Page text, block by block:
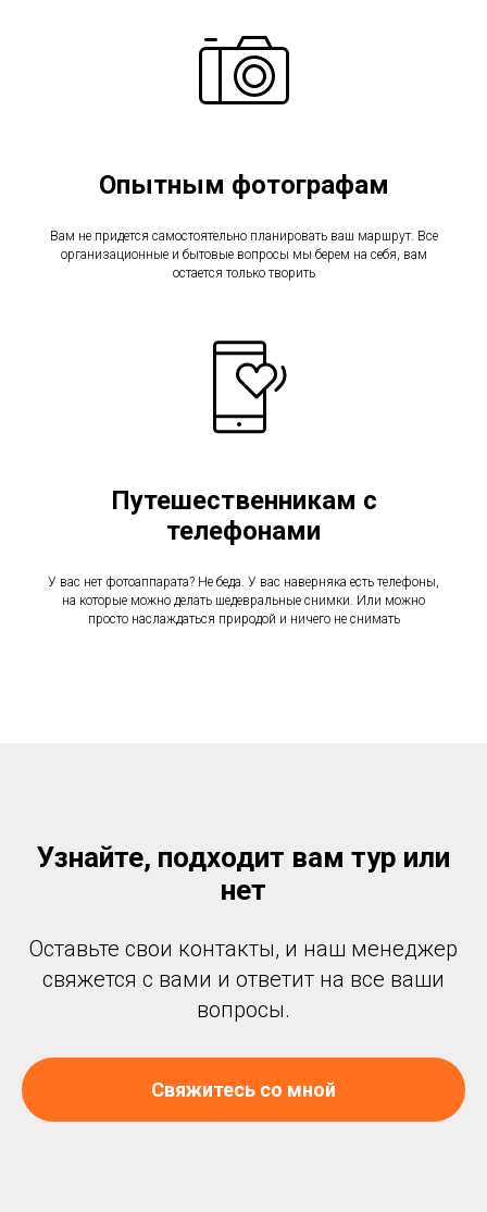
Опытным фотографам
Вам не придется самостоятельно планировать ваш маршрут. Все
организационные и бытовые вопросы мы берем на себя, вам
остается только творить
Путешественникам с
телефонами
У вас нет фотоаппарата? Не беда. У вас наверняка есть телефоны,
на которые можно делать шедевральные снимки. Или можно
просто наслаждаться природой и ничего не снимать
Узнайте, подходит вам тур или
нет
Оставьте свои контакты, и наш менеджер
свяжется с вами и ответит на все ваши
вопросы.
Свяжитесь со мной